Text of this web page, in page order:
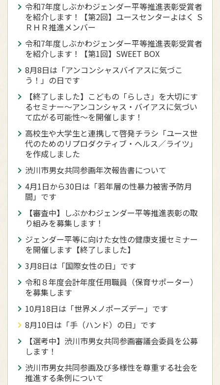
令和7年度しぶかわジェンダー平等推進表彰受賞者
を紹介します！【第2回】ユースセンターよはく Ｓ
ＲＨＲ推進メンバー
令和7年度しぶかわジェンダー平等推進表彰受賞者
を紹介します！【第1回】SWEET BOX
8月8日は「アンコンシャスバイアスに気づこ
う！」の日です
【終了しました】こどもの「らしさ」を大切にす
るセミナー～アンコンシャス・バイアスに気づい
て広がる可能性～を開催します！
高校生や大学生と連携して啓発チラシ「ユース世
代のためのリプロダクティブ・ヘルス／ライツ」
を作成しました
渋川市男女共同参画年次報告書について
4月1日から30日は「若年層の性暴力被害予防月
間」です
【審査中】しぶかわジェンダー平等推進表彰の取
り組みを募集します！
ジェンダー平等に向けた女性の健康支援セミナー
を開催します【終了しました】
3月8日は「国際女性の日」です
令和８年度会計年度任用職員（保育サポーター）
を募集します
10月18日は「世界メノポーズデー」です
8月10日は「手（ハンド）の日」です
【選考中】渋川市男女共同参画審議会委員を公募
します！
渋川市男女共同参画及び多様性を尊重する社会を
推進する条例について